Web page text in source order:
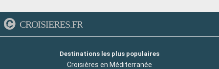
CROISIERES.FR
Destinations les plus populaires
Croisières en Méditerranée